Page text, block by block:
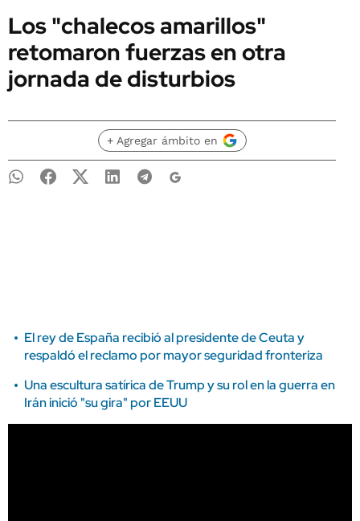
Los "chalecos amarillos"
retomaron fuerzas en otra
jornada de disturbios
+ Agregar ámbito en
El rey de España recibió al presidente de Ceuta y
respaldó el reclamo por mayor seguridad fronteriza
Una escultura satírica de Trump y su rol en la guerra en
Irán inició "su gira" por EEUU